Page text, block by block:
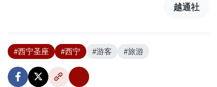
越通社
#西宁圣座 #西宁 #游客 #旅游